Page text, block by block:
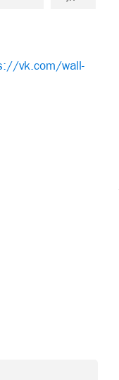
vk.com/wall-